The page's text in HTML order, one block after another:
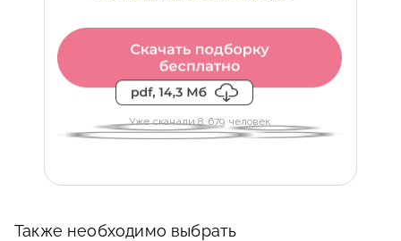
Уже скачали 8 679 человек
Также необходимо выбрать